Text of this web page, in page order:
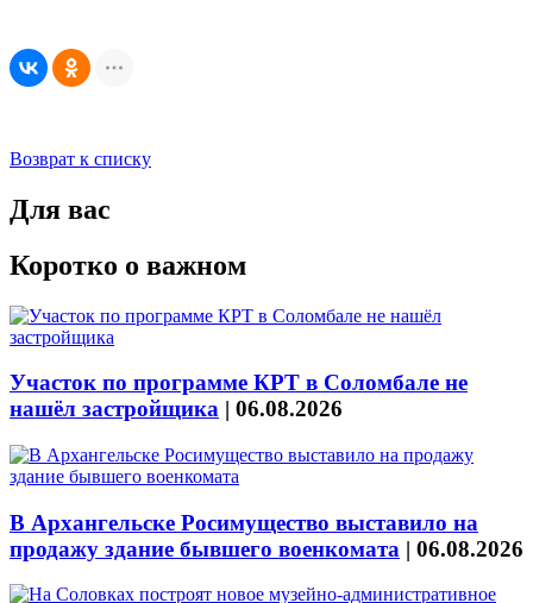
Возврат к списку
Для вас
Коротко о важном
Участок по программе КРТ в Соломбале не
нашёл застройщика | 06.08.2026
В Архангельске Росимущество выставило на
продажу здание бывшего военкомата | 06.08.2026